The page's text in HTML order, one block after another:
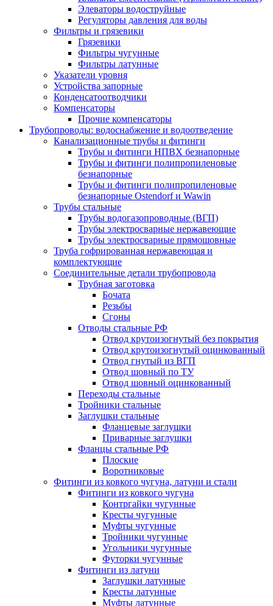
Элеваторы водоструйные
Регуляторы давления для воды
Фильтры и грязевики
Грязевики
Фильтры чугунные
Фильтры латунные
Указатели уровня
Устройства запорные
Конденсатоотводчики
Компенсаторы
Прочие компенсаторы
Трубопроводы: водоснабжение и водоотведение
Канализационные трубы и фитинги
Трубы и фитинги НПВХ безнапорные
Трубы и фитинги полипропиленовые
безнапорные
Трубы и фитинги полипропиленовые
безнапорные Ostendorf и Wawin
Трубы стальные
Трубы водогазопроводные (ВГП)
Трубы электросварные нержавеющие
Трубы электросварные прямошовные
Труба гофрированная нержавеющая и
комплектующие
Соединительные детали трубопровода
Трубная заготовка
Бочата
Резьбы
Сгоны
Отводы стальные РФ
Отвод крутоизогнутый без покрытия
Отвод крутоизогнутый оцинкованный
Отвод гнутый из ВГП
Отвод шовный по ТУ
Отвод шовный оцинкованный
Переходы стальные
Тройники стальные
Заглушки стальные
Фланцевые заглушки
Приварные заглушки
Фланцы стальные РФ
Плоские
Воротниковые
Фитинги из ковкого чугуна, латуни и стали
Фитинги из ковкого чугуна
Контргайки чугунные
Кресты чугунные
Муфты чугунные
Тройники чугунные
Угольники чугунные
Футорки чугунные
Фитинги из латуни
Заглушки латунные
Кресты латунные
Муфты латунные